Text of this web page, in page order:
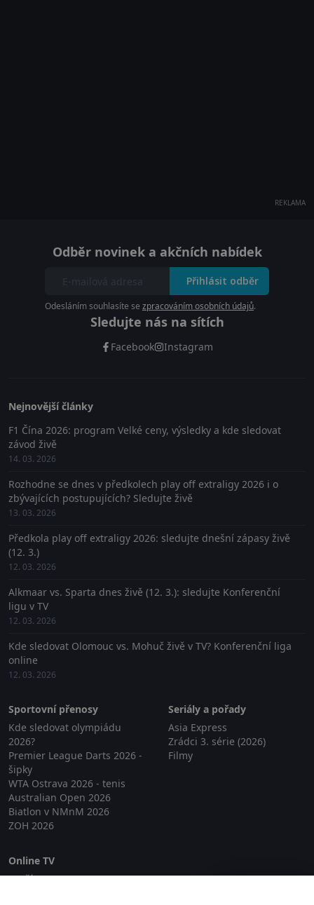
REKLAMA
Odběr novinek a akčních nabídek
Přihlásit odběr
Odesláním souhlasíte se zpracováním osobních údajů.
Sledujte nás na sítích
Facebook Instagram
Nejnovější články
F1 Čína 2026: program Velké ceny, výsledky a kde sledovat
závod živě
14. 03. 2026
Rozhodne se dnes v předkolech play off extraligy 2026 i o
zbývajících postupujících? Sledujte živě
13. 03. 2026
Předkola play off extraligy 2026: sledujte dnešní zápasy živě
(12. 3.)
12. 03. 2026
Alkmaar vs. Sparta dnes živě (12. 3.): sledujte Konferenční
ligu v TV
12. 03. 2026
Kde sledovat Olomouc vs. Mohuč živě v TV? Konferenční liga
online
12. 03. 2026
Sportovní přenosy
Kde sledovat olympiádu
2026?
Premier League Darts 2026 -
šipky
WTA Ostrava 2026 - tenis
Australian Open 2026
Biatlon v NMnM 2026
ZOH 2026
Seriály a pořady
Asia Express
Zrádci 3. série (2026)
Filmy
Online TV
Lepší.TV